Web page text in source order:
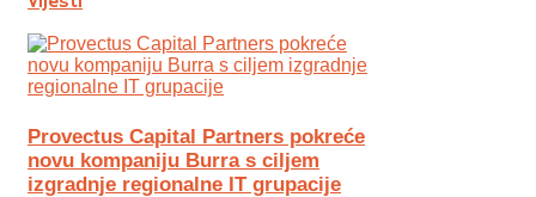
Provectus Capital Partners pokreće
novu kompaniju Burra s ciljem
izgradnje regionalne IT grupacije